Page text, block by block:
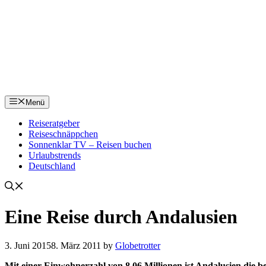
Menü
Reiseratgeber
Reiseschnäppchen
Sonnenklar TV – Reisen buchen
Urlaubstrends
Deutschland
Eine Reise durch Andalusien
3. Juni 20158. März 2011 by Globetrotter